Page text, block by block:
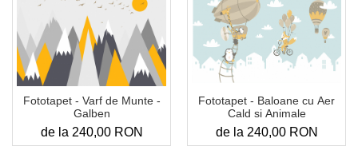
Fototapet - Varf de Munte -
Galben
de la 240,00 RON
Fototapet - Baloane cu Aer
Cald si Animale
de la 240,00 RON